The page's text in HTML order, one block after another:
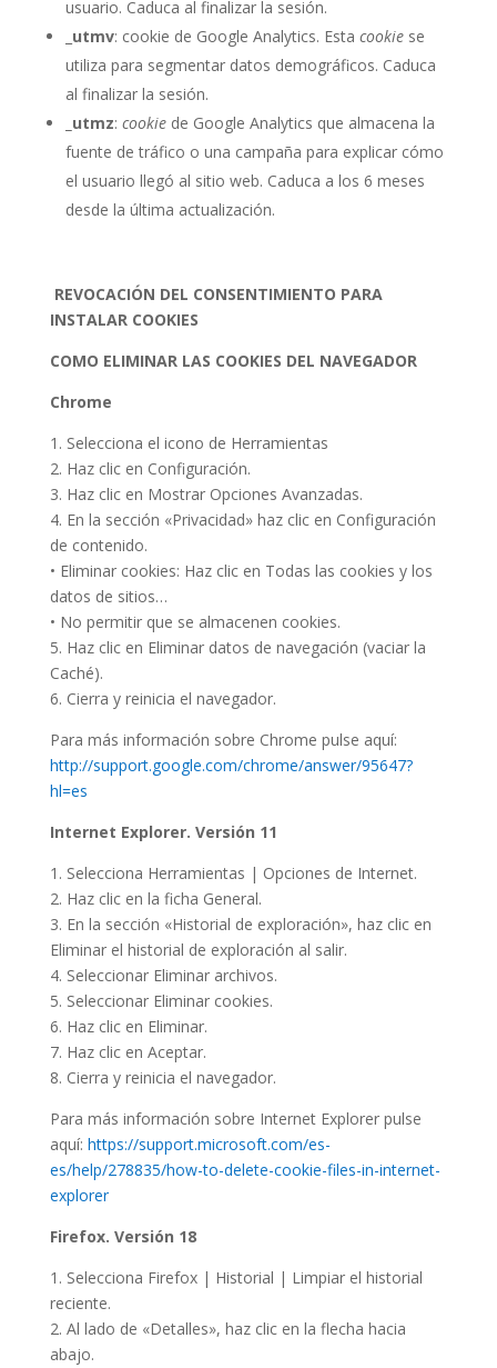
usuario. Caduca al finalizar la sesión.
utmv: cookie de Google Analytics. Esta cookie se
utiliza para segmentar datos demográficos. Caduca
al finalizar la sesión.
_utmz: cookie de Google Analytics que almacena la
fuente de tráfico o una campaña para explicar cómo
el usuario llegó al sitio web. Caduca a los 6 meses
desde la última actualización.
REVOCACIÓN DEL CONSENTIMIENTO PARA
INSTALAR COOKIES
COMO ELIMINAR LAS COOKIES DEL NAVEGADOR
Chrome
1. Selecciona el icono de Herramientas
2. Haz clic en Configuración.
3. Haz clic en Mostrar Opciones Avanzadas.
4. En la sección «Privacidad» haz clic en Configuración
de contenido.
• Eliminar cookies: Haz clic en Todas las cookies y los
datos de sitios…
• No permitir que se almacenen cookies.
5. Haz clic en Eliminar datos de navegación (vaciar la
Caché).
6. Cierra y reinicia el navegador.
Para más información sobre Chrome pulse aquí:
http://support.google.com/chrome/answer/95647?
hl=es
Internet Explorer. Versión 11
1. Selecciona Herramientas | Opciones de Internet.
2. Haz clic en la ficha General.
3. En la sección «Historial de exploración», haz clic en
Eliminar el historial de exploración al salir.
4. Seleccionar Eliminar archivos.
5. Seleccionar Eliminar cookies.
6. Haz clic en Eliminar.
7. Haz clic en Aceptar.
8. Cierra y reinicia el navegador.
Para más información sobre Internet Explorer pulse
aquí: https://support.microsoft.com/es-
es/help/278835/how-to-delete-cookie-files-in-internet-
explorer
Firefox. Versión 18
1. Selecciona Firefox | Historial | Limpiar el historial
reciente.
2. Al lado de «Detalles», haz clic en la flecha hacia
abajo.